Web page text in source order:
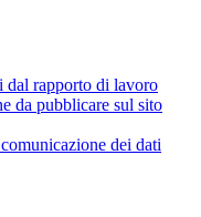
dal rapporto di lavoro
da pubblicare sul sito
dei dati